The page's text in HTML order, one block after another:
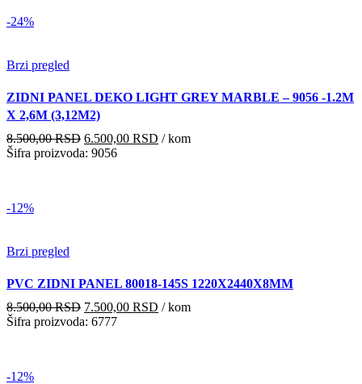
-24%
Brzi pregled
ZIDNI PANEL DEKO LIGHT GREY MARBLE – 9056 -1.2M
X 2,6M (3,12M2)
8.500,00RSD Originalna
cena
6.500,00 RSD Trenutna
/ kom
Šifra proizvoda: 9056
-12%
Brzi pregled
PVC ZIDNI PANEL 80018-145S 1220X2440X8MM
8.500,00RSD Originalna
cena
7.500,00 RSD Trenutna
/ kom
Šifra proizvoda: 6777
-12%